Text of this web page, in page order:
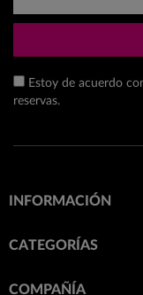
Estoy de acuerdo
reservas.
INFORMACIÓN
CATEGORÍAS
COMPAÑÍA